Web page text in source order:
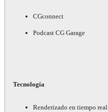
CGconnect
Podcast CG Garage
Tecnología
Renderizado en tiempo real